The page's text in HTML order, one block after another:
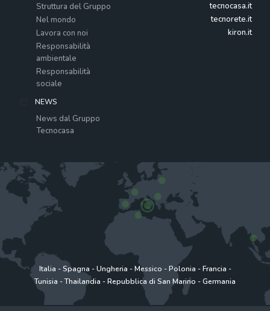
Struttura del Gruppo
Nel mondo
Lavora con noi
Responsabilità
ambientale
Responsabilità
sociale
NEWS
News dal Gruppo
Tecnocasa
tecnocasa.it
tecnorete.it
kiron.it
Italia -Spagna -Ungheria -Messico -Polonia -Francia -
Tunisia -Thailandia -Repubblica di San Marino -Germania